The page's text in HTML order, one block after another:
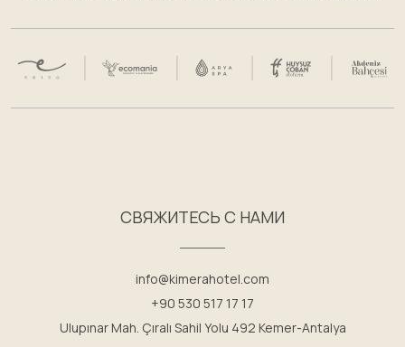
СВЯЖИТЕСЬ С НАМИ
info@kimerahotel.com
+90 530 517 17 17
Ulupınar Mah. Çıralı Sahil Yolu 492 Kemer-Antalya